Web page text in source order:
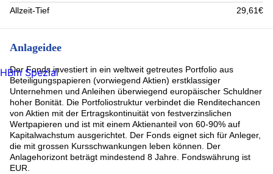
Allzeit-Tief
29,61€
Anlageidee
Der Fonds investiert in ein weltweit getreutes Portfolio aus
Beteiligungspapieren (vorwiegend Aktien) erstklassiger
Unternehmen und Anleihen überwiegend europäischer Schuldner
hoher Bonität. Die Portfoliostruktur verbindet die Renditechancen
von Aktien mit der Ertragskontinuität von festverzinslichen
Wertpapieren und ist mit einem Aktienanteil von 60-90% auf
Kapitalwachstum ausgerichtet. Der Fonds eignet sich für Anleger,
die mit grossen Kursschwankungen leben können. Der
Anlagehorizont beträgt mindestend 8 Jahre. Fondswährung ist
EUR.
HBm Spezial